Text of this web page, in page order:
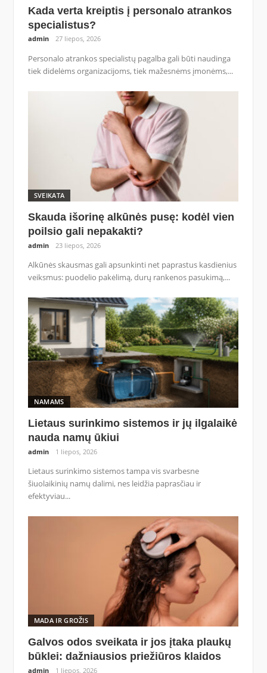
Kada verta kreiptis į personalo atrankos
specialistus?
admin 27 liepos, 2026
Personalo atrankos specialistų pagalba gali būti naudinga
tiek didelėms organizacijoms, tiek mažesnėms įmonėms,...
SVEIKATA
Skauda išorinę alkūnės pusę: kodėl vien
poilsio gali nepakakti?
admin 23 liepos, 2026
Alkūnės skausmas gali apsunkinti net paprastus kasdienius
veiksmus: puodelio pakėlimą, durų rankenos pasukimą,...
NAMAMS
Lietaus surinkimo sistemos ir jų ilgalaikė
nauda namų ūkiui
admin 1 liepos, 2026
Lietaus surinkimo sistemos tampa vis svarbesne
šiuolaikinių namų dalimi, nes leidžia paprasčiau ir
efektyviau...
MADA IR GROŽIS
Galvos odos sveikata ir jos įtaka plaukų
būklei: dažniausios priežiūros klaidos
admin 1 liepos, 2026